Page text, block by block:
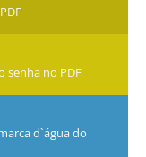
senha no PDF
d`água do